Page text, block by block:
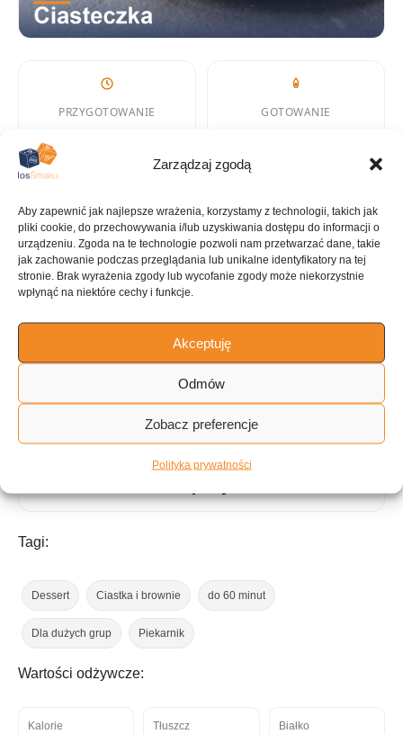
Zarządzaj zgodą
Aby zapewnić jak najlepsze wrażenia, korzystamy z technologii, takich jak
pliki cookie, do przechowywania i/lub uzyskiwania dostępu do informacji o
urządzeniu. Zgoda na te technologie pozwoli nam przetwarzać dane, takie
jak zachowanie podczas przeglądania lub unikalne identyfikatory na tej
stronie. Brak wyrażenia zgody lub wycofanie zgody może niekorzystnie
wpłynąć na niektóre cechy i funkcje.
Akceptuję
Odmów
Zobacz preferencje
Polityka prywatności
PRZYGOTOWANIE GOTOWANIE
KALORIE
123 kcal
KATEGORIA
Ciasteczka
KUCHNIA
Desery
ILOŚĆ PORCJI
Tagi:
Dessert Ciastka i brownie do 60 minut
Dla dużych grup Piekarnik
Wartości odżywcze:
Kalorie Tłuszcz Białko